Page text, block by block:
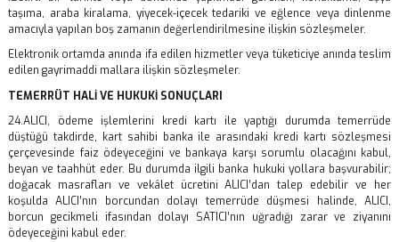
taşıma, araba kiralama, yiyecek-içecek tedariki ve eğlence veya dinlenme
amacıyla yapılan boş zamanın değerlendirilmesine ilişkin sözleşmeler.
Elektronik ortamda anında ifa edilen hizmetler veya tüketiciye anında teslim
edilen gayrimaddi mallara ilişkin sözleşmeler.
TEMERRÜT HALİ VE HUKUKİ SONUÇLARI
24.ALICI, ödeme işlemlerini kredi kartı ile yaptığı durumda temerrüde
düştüğü takdirde, kart sahibi banka ile arasındaki kredi kartı sözleşmesi
çerçevesinde faiz ödeyeceğini ve bankaya karşı sorumlu olacağını kabul,
beyan ve taahhüt eder. Bu durumda ilgili banka hukuki yollara başvurabilir;
doğacak masrafları ve vekâlet ücretini ALICI’dan talep edebilir ve her
koşulda ALICI’nın borcundan dolayı temerrüde düşmesi halinde, ALICI,
borcun gecikmeli ifasından dolayı SATICI’nın uğradığı zarar ve ziyanını
ödeyeceğini kabul eder.